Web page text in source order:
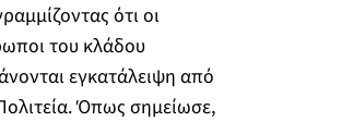
ότι οι
του κλάδου
εγκατάλειψη από
Όπως σημείωσε,